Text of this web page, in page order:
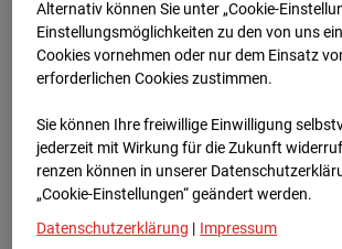
09.07.2026 07:45
Alternativ können Sie unter „Cookie-
Einstellungsmöglichkeiten zu den von uns
Cookies vornehmen oder nur dem Einsatz
erforderlichen Cookies zustimmen.
Sie können Ihre freiwillige Einwilligung
jederzeit mit Wirkung für die Zukunft
renzen können in unserer
„Cookie-Einstellungen“ geändert werden.
Datenschutzerklärung | Impressum